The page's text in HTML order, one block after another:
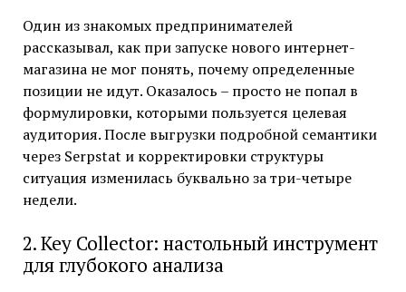
Один из знакомых предпринимателей
рассказывал, как при запуске нового интернет-
магазина не мог понять, почему определенные
позиции не идут. Оказалось – просто не попал в
формулировки, которыми пользуется целевая
аудитория. После выгрузки подробной семантики
через Serpstat и корректировки структуры
ситуация изменилась буквально за три-четыре
недели.
2. Key Collector: настольный инструмент
для глубокого анализа